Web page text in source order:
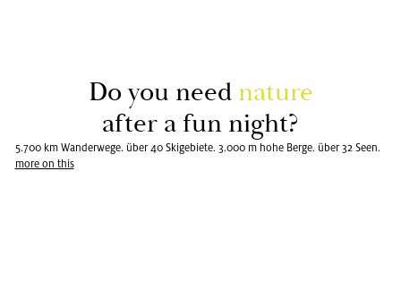
Do you need na­tu­re
after a fun night?
5.700 km Wanderwege. über 40 Skigebiete. 3.000 m hohe Berge. über 32 Seen.
more on this